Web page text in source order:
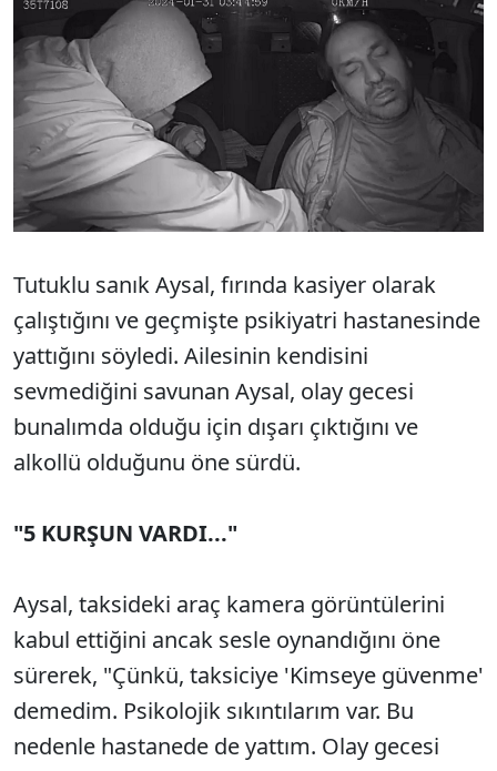
Tutuklu sanık Aysal, fırında kasiyer olarak
çalıştığını ve geçmişte psikiyatri hastanesinde
yattığını söyledi. Ailesinin kendisini
sevmediğini savunan Aysal, olay gecesi
bunalımda olduğu için dışarı çıktığını ve
alkollü olduğunu öne sürdü.
"5 KURŞUN VARDI..."
Aysal, taksideki araç kamera görüntülerini
kabul ettiğini ancak sesle oynandığını öne
sürerek, "Çünkü, taksiciye 'Kimseye güvenme'
demedim. Psikolojik sıkıntılarım var. Bu
nedenle hastanede de yattım. Olay gecesi